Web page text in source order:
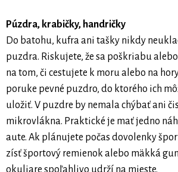
Púzdra, krabičky, handričky
Do batohu, kufra ani tašky nikdy
puzdra. Riskujete, že sa poškriabu
na tom, či cestujete k moru alebo na
poruke pevné puzdro, do ktorého ich
uložiť. V puzdre by nemala chýbať ani
mikrovlákna. Praktické je mať jedno
aute. Ak plánujete počas dovolenky
zísť športový remienok alebo mäkká
okuliare spoľahlivo udrží na mieste.